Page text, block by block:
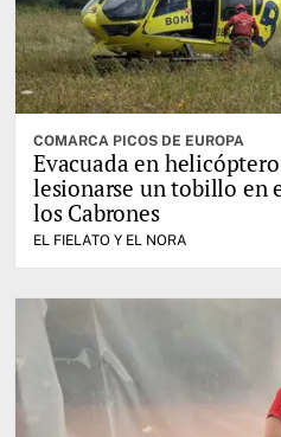
COMARCA PICOS DE EUROPA
Evacuada en
lesionarse un tobillo en
los Cabrones
EL FIELATO Y EL NORA